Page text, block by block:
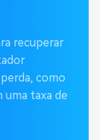
recuperar
como
uma taxa de